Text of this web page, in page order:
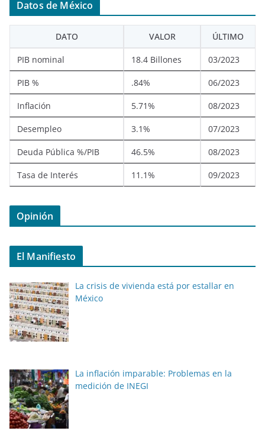
Datos de México
DATO VALOR ÚLTIMO
PIB nominal 18.4 Billones 03/2023
PIB % .84% 06/2023
Inflación 5.71% 08/2023
Desempleo 3.1% 07/2023
Deuda Pública %/PIB 46.5% 08/2023
Tasa de Interés 11.1% 09/2023
Opinión
El Manifiesto
La crisis de vivienda está por estallar en
México
La inflación imparable: Problemas en la
medición de INEGI